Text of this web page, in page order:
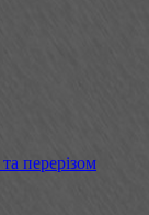
перерізом